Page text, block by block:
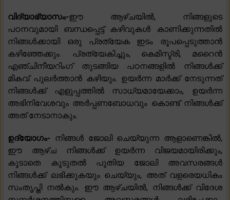
വിദ്യാഭ്യാസം-ഈ ആഴ്‌ചയിൽ, നിങ്ങളുടെ
പഠനവുമായി ബന്ധപ്പെട്ട് കഴിവുകൾ കാണിക്കുന്നതിൽ
നിങ്ങൾക്കായി ഒരു പ്രത്യേക ഇടം രൂപപ്പെടുത്താൻ
കഴിഞ്ഞേക്കും. പ്രത്യേകിച്ചും, കെമിസ്ട്രി, മറൈൻ
എഞ്ചിനീയറിംഗ് തുടങ്ങിയ പഠനങ്ങളിൽ നിങ്ങൾക്ക്
മികവ് പുലർത്താൻ കഴിയും. ഉയർന്ന മാർക്ക് നേടുന്നത്
നിങ്ങൾക്ക് എളുപ്പത്തിൽ സാധ്യമായേക്കാം, ഉയർന്ന
അഭിനിവേശവും അർപ്പണബോധവും കൊണ്ട് നിങ്ങൾക്ക്
അത് നേടാനാകും.
ഉദ്യോഗം- നിങ്ങൾ ജോലി ചെയ്യുന്ന ആളാണെങ്കിൽ,
ഈ ആഴ്ച നിങ്ങൾക്ക് ഉയർന്ന വിജയമായിരിക്കും,
കൂടാതെ കൂടുതൽ പുതിയ ജോലി അവസരങ്ങൾ
നിങ്ങൾക്ക് ലഭിക്കുകയും ചെയ്യും, അത് വളരെയധികം
സംതൃപ്തി നൽകും. ഈ ആഴ്‌ചയിൽ, നിങ്ങൾക്ക് വിദേശ